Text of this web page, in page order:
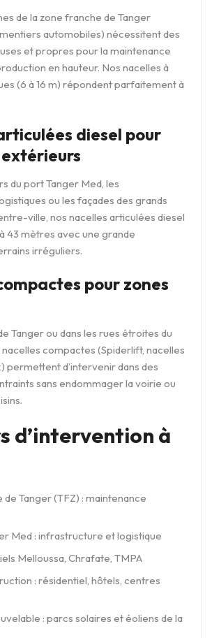
de la zone franche de Tanger
automobiles) nécessitent des
et propres pour la maintenance
en hauteur. Nos nacelles à
(6 à 16 m) répondent parfaitement à
diesel pour
du port Tanger Med, les
ou les façades des grands
ville, nos nacelles articulées diesel
43 mètres avec une grande
irréguliers.
pour zones
Tanger ou dans les rues étroites du
compactes (Spiderlift, nacelles
permettent d’intervenir dans des
sans endommager la voirie ou
d’intervention à
Tanger (TFZ) : maintenance
Med : infrastructure et logistique
Melloussa, Chrafate, TMPA
: résidentiel, hôtels, centres
: parcs solaires et éoliens de la